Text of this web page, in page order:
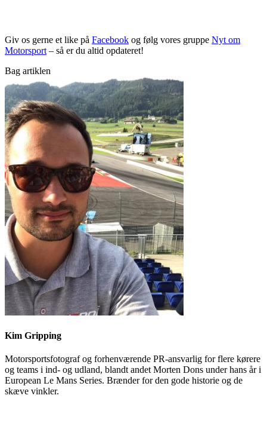
Giv os gerne et like på Facebook og følg vores gruppe Nyt om
Motorsport – så er du altid opdateret!
Bag artiklen
Kim Gripping
Motorsportsfotograf og forhenværende PR-ansvarlig for flere kørere
og teams i ind- og udland, blandt andet Morten Dons under hans år i
European Le Mans Series. Brænder for den gode historie og de
skæve vinkler.